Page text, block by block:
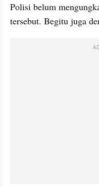
Polisi belum
tersebut. Begitu juga